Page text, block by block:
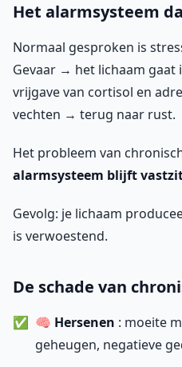
Het alarmsysteem
Normaal gesproken is
Gevaar → het lichaam
vrijgave van cortisol en
vechten → terug naar rust.
Het probleem van
alarmsysteem blijft
Gevolg: je lichaam
is verwoestend.
De schade van
🧠 Hersenen : moeite
geheugen, negatieve